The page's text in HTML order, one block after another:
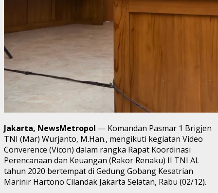
Jakarta, NewsMetropol — Komandan Pasmar 1 Brigjen
TNI (Mar) Wurjanto, M.Han., mengikuti kegiatan Video
Converence (Vicon) dalam rangka Rapat Koordinasi
Perencanaan dan Keuangan (Rakor Renaku) II TNI AL
tahun 2020 bertempat di Gedung Gobang Kesatrian
Marinir Hartono Cilandak Jakarta Selatan, Rabu (02/12).